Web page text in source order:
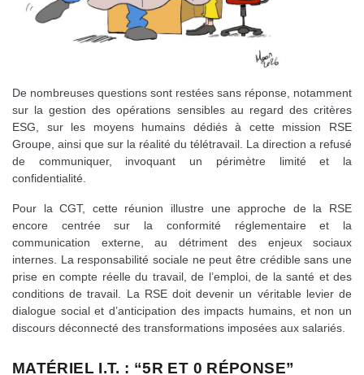
De nombreuses questions sont restées sans réponse, notamment
sur la gestion des opérations sensibles au regard des critères
ESG, sur les moyens humains dédiés à cette mission RSE
Groupe, ainsi que sur la réalité du télétravail. La direction a refusé
de communiquer, invoquant un périmètre limité et la
confidentialité.
Pour la CGT, cette réunion illustre une approche de la RSE
encore centrée sur la conformité réglementaire et la
communication externe, au détriment des enjeux sociaux
internes. La responsabilité sociale ne peut être crédible sans une
prise en compte réelle du travail, de l’emploi, de la santé et des
conditions de travail. La RSE doit devenir un véritable levier de
dialogue social et d’anticipation des impacts humains, et non un
discours déconnecté des transformations imposées aux salariés.
MATÉRIEL I.T. : “5R ET 0 RÉPONSE”